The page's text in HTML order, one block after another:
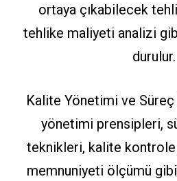
ortaya çıkabilecek
tehlike maliyeti analizi
durulur.
Kalite Yönetimi ve
yönetimi prensipleri,
teknikleri, kalite
memnuniyeti ölçümü gibi